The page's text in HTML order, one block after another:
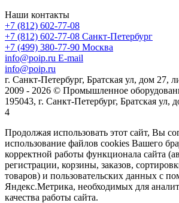
Наши контакты
+7 (812) 602-77-08
+7 (812) 602-77-08 Санкт-Петербург
+7 (499) 380-77-90 Москва
info@poip.ru E-mail
info@poip.ru
г. Санкт-Петербург, Братская ул, дом 27,
2009 - 2026 © Промышленное
195043, г. Санкт-Петербург, Братская ул,
4
Продолжая использовать этот сайт, Вы
использование файлов cookies Вашего
корректной работы функционала сайта
регистрации, корзины, заказов,
товаров) и пользовательских данных с
Яндекс.Метрика, необходимых для
качества работы сайта.